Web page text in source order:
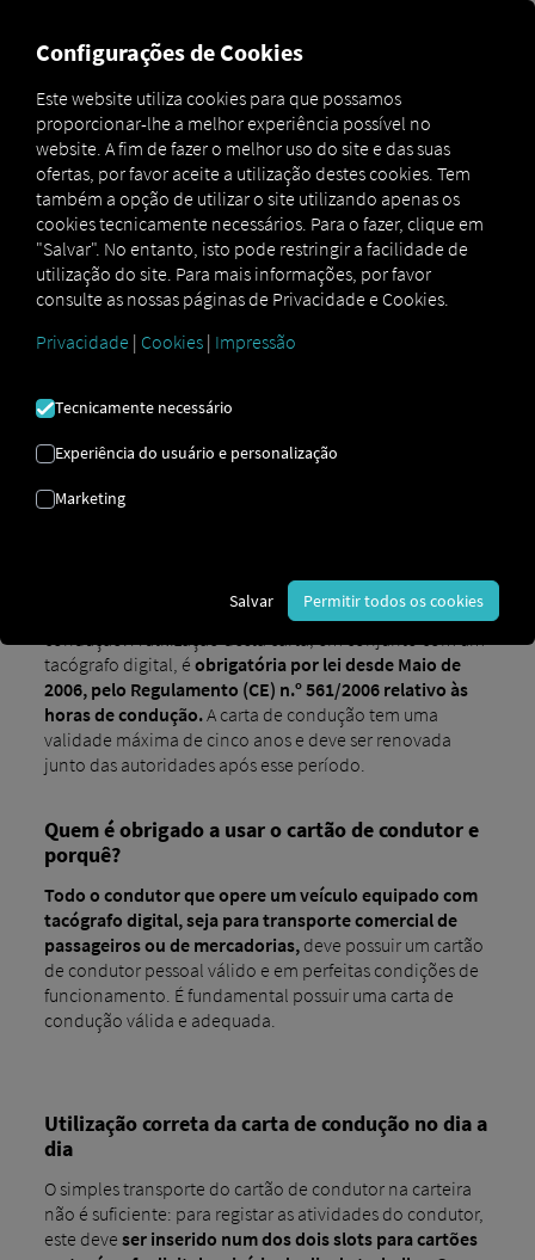
Glossar Was ist eine Fahrerkarte
CARTEIRA DE
MOTORISTA
O que é uma carta de condução?
legais.
A carta de condução é umdocumento de identificação
pessoalque utiliza um chip de memória para armazenar
dados relativos à
autoridades durante as inspeções. Assim sendo, todos os
condutores devem possuir a sua própria carta de
condução. A utilização desta carta, em conjunto com um
tacógrafo digital, é obrigatória por lei desde Maio de
2006, pelo Regulamento (CE) n.º 561/2006 relativo às
horas de condução.A carta de condução tem uma
validade máxima de cinco anos e deve ser renovada
junto das autoridades após esse período.
Quem é obrigado a usar o cartão de condutor e
porquê?
Todo o condutor que opere um veículo equipado com
tacógrafo digital, seja para transporte comercial de
passageiros ou de mercadorias,deve possuir um cartão
de condutor pessoal válido e em perfeitas condições de
funcionamento. É fundamental possuir uma carta de
condução válida e adequada.
Utilização correta da carta de condução no dia a
dia
O simples transporte do cartão de condutor na carteira
não é suficiente: para registar as atividades do condutor,
este deve ser inserido num dos dois slots para cartões
Configurações de Cookies
Este website utiliza cookies para que possamos
proporcionar-lhe a melhor experiência possível no
website. A fim de fazer o melhor uso do site e das suas
ofertas, por favor aceite a utilização destes cookies. Tem
também a opção de utilizar o site utilizando apenas os
cookies tecnicamente necessários. Para o fazer, clique em
"Salvar". No entanto, isto pode restringir a facilidade de
utilização do site. Para mais informações, por favor
consulte as nossas páginas de Privacidade e Cookies.
Privacidade | Cookies | Impressão
Tecnicamente necessário
Experiência do usuário e personalização
Marketing
Salvar Permitir todos os cookies